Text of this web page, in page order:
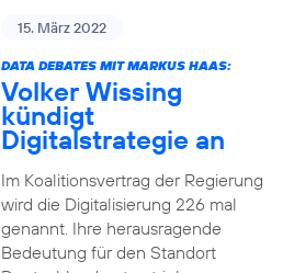
15. März 2022
DATA DEBATES MIT MARKUS HAAS:
Volker Wissing
kündigt
Digitalstrategie an
Im Koalitionsvertrag der Regierung
wird die Digitalisierung 226 mal
genannt. Ihre herausragende
Bedeutung für den Standort